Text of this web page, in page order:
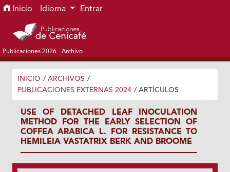
Ir al menú de navegación principal
Ir al contenido principal
Ir al pie de página del sitio
Inicio Idioma Entrar
Publicaciones 2026 Archivo
INICIO / ARCHIVOS /
PUBLICACIONES EXTERNAS 2024 / ARTÍCULOS
USE OF DETACHED LEAF INOCULATION
METHOD FOR THE EARLY SELECTION OF
COFFEA ARABICA L. FOR RESISTANCE TO
HEMILEIA VASTATRIX BERK AND BROOME